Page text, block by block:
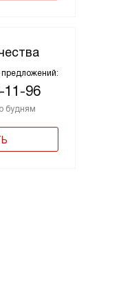
11-96
будням